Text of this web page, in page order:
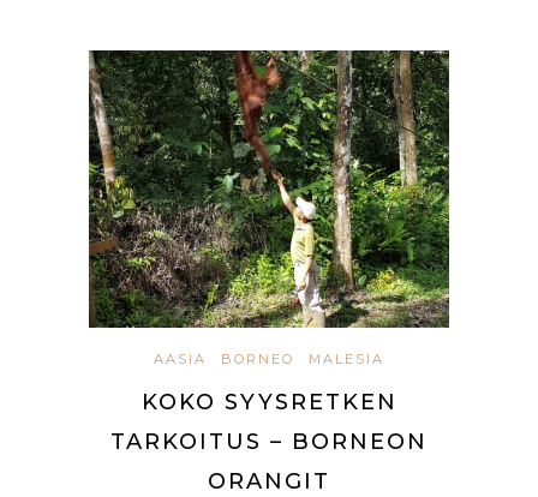
AASIA BORNEO MALESIA
KOKO SYYSRETKEN
TARKOITUS – BORNEON
ORANGIT